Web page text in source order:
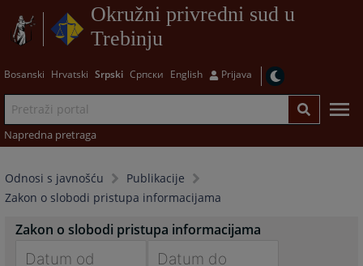
Okružni privredni sud u
Trebinju
Bosanski Hrvatski Srpski Српски English Prijava
Napredna pretraga
Odnosi s javnošću
Publikacije
Zakon o slobodi pristupa informacijama
Zakon o slobodi pristupa informacijama